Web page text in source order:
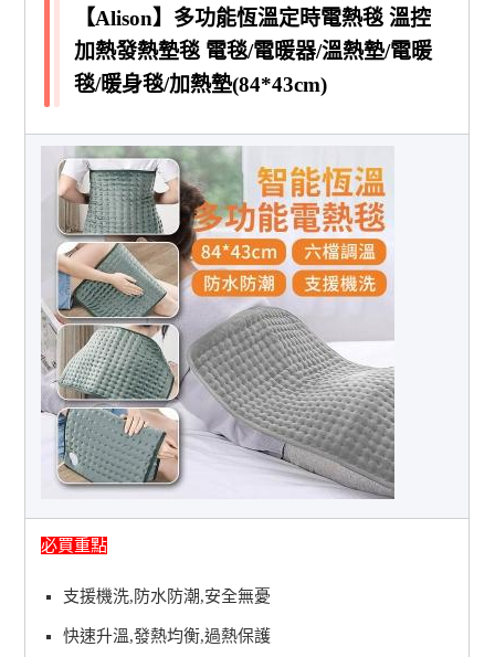
【Alison】多功能恆溫定時電熱毯 溫控
加熱發熱墊毯 電毯/電暖器/溫熱墊/電暖
毯/暖身毯/加熱墊(84*43cm)
必買重點
支援機洗,防水防潮,安全無憂
快速升溫,發熱均衡,過熱保護